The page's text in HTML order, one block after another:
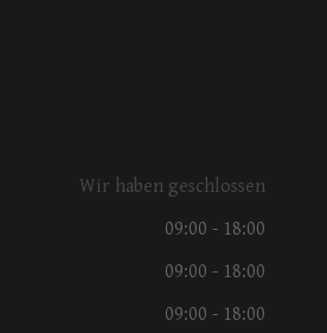
Wir haben geschlossen
09:00 - 18:00
09:00 - 18:00
09:00 - 18:00